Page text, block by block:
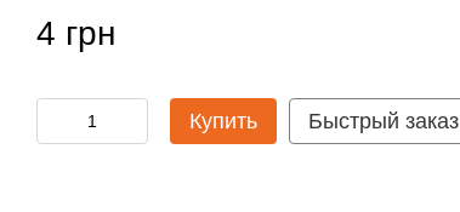
4 грн
Купить Быстрый заказ